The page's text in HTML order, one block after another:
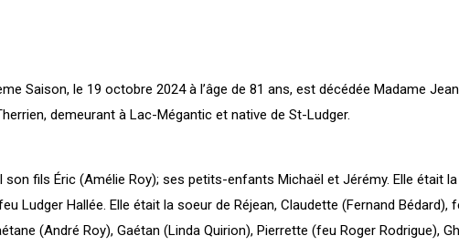
Saison, le 19 octobre 2024 à l’âge de 81 ans, est décédée Madame
demeurant à Lac-Mégantic et native de St-Ludger.
son fils Éric (Amélie Roy); ses petits-enfants Michaël et Jérémy. Elle était
Ludger Hallée. Elle était la soeur de Réjean, Claudette (Fernand Bédard),
(André Roy), Gaétan (Linda Quirion), Pierrette (feu Roger Rodrigue),